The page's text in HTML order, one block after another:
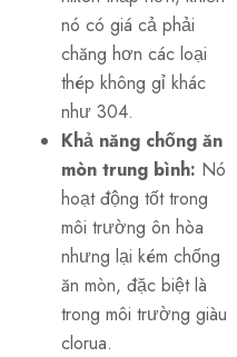
nó có giá cả phải
chăng hơn các loại
thép không gỉ khác
như 304.
Khả năng chống ăn
mòn trung bình: Nó
hoạt động tốt trong
môi trường ôn hòa
nhưng lại kém chống
ăn mòn, đặc biệt là
trong môi trường giàu
clorua.